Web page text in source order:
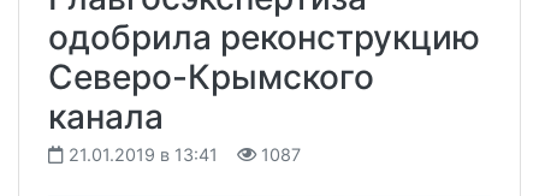
одобрила реконструкцию
Северо-Крымского
канала
21.01.2019 в 13:41 1087